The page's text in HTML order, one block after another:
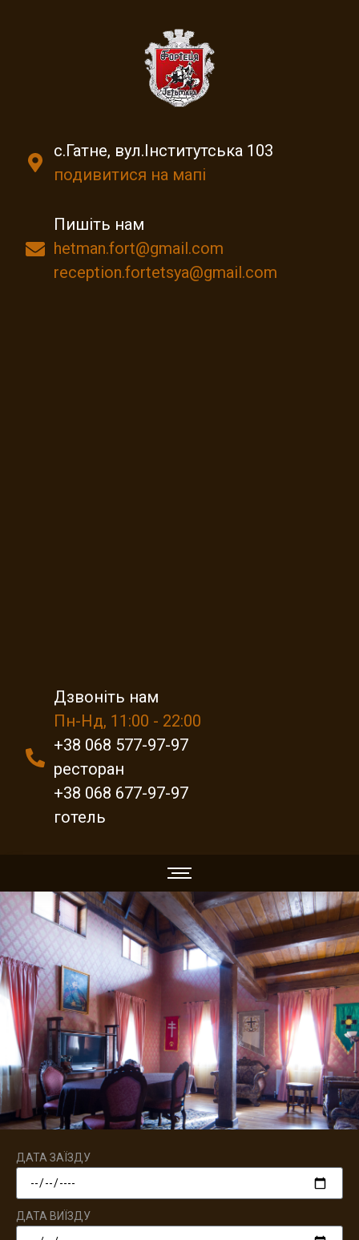
с.Гатне, вул.Інститутська 103
подивитися на мапі
Пишіть нам
hetman.fort@gmail.com
reception.fortetsya@gmail.com
Дзвоніть нам
Пн-Нд, 11:00 - 22:00
+38 068 577-97-97
ресторан
+38 068 677-97-97
готель
ДАТА ЗАЇЗДУ
ДАТА ВИЇЗДУ